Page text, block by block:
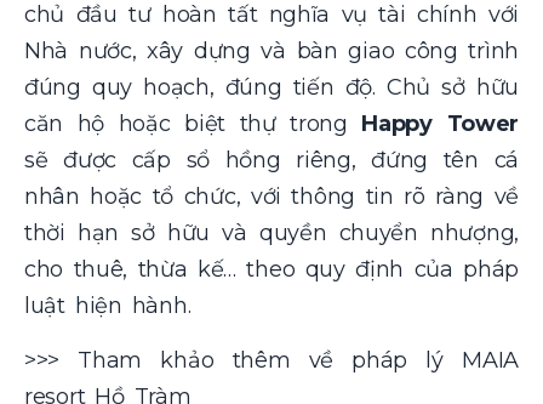
chủ đầu tư hoàn tất nghĩa vụ tài chính với
Nhà nước, xây dựng và bàn giao công trình
đúng quy hoạch, đúng tiến độ. Chủ sở hữu
căn hộ hoặc biệt thự trong Happy Tower
sẽ được cấp sổ hồng riêng, đứng tên cá
nhân hoặc tổ chức, với thông tin rõ ràng về
thời hạn sở hữu và quyền chuyển nhượng,
cho thuê, thừa kế… theo quy định của pháp
luật hiện hành.
>>> Tham khảo thêm về pháp lý MAIA
resort Hồ Tràm